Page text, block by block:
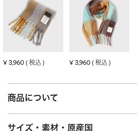
I PHONE CASEiPhoneケース
PC/TABLET PC・タブレット
ACCESSORY アクセサリー
PIERCEピアス
¥ 3,960 税込 ¥ 3,960 税込
商品について
サイズ・素材・原産国